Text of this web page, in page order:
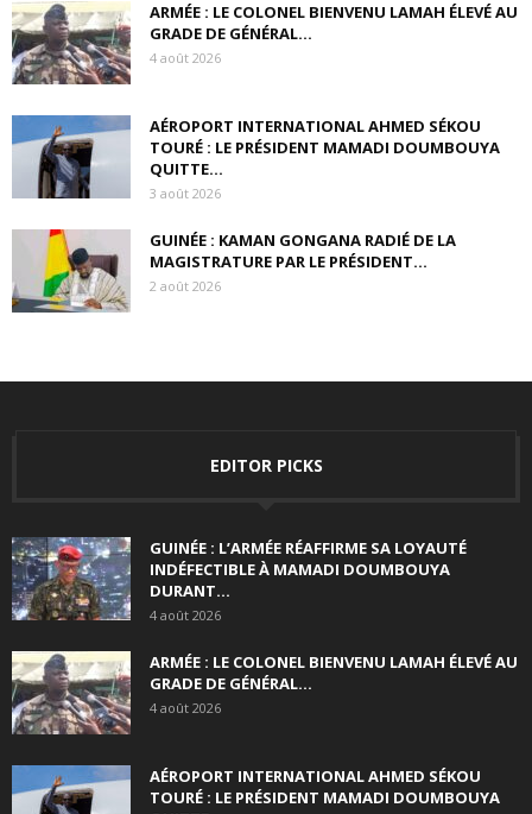
ARMÉE : LE COLONEL BIENVENU LAMAH ÉLEVÉ AU
GRADE DE GÉNÉRAL...
4 août 2026
AÉROPORT INTERNATIONAL AHMED SÉKOU
TOURÉ : LE PRÉSIDENT MAMADI DOUMBOUYA
QUITTE...
3 août 2026
GUINÉE : KAMAN GONGANA RADIÉ DE LA
MAGISTRATURE PAR LE PRÉSIDENT...
2 août 2026
EDITOR PICKS
GUINÉE : L’ARMÉE RÉAFFIRME SA LOYAUTÉ
INDÉFECTIBLE À MAMADI DOUMBOUYA
DURANT...
4 août 2026
ARMÉE : LE COLONEL BIENVENU LAMAH ÉLEVÉ AU
GRADE DE GÉNÉRAL...
4 août 2026
AÉROPORT INTERNATIONAL AHMED SÉKOU
TOURÉ : LE PRÉSIDENT MAMADI DOUMBOUYA